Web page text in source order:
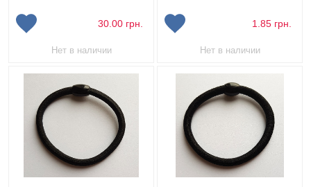
30.00 грн.
Нет в наличии
1.85 грн.
Нет в наличии